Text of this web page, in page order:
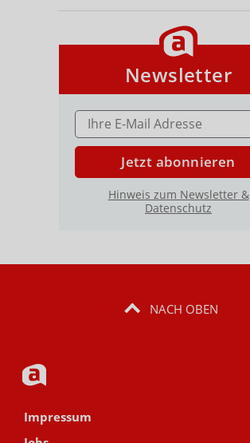
Newsletter
E-MAIL ADRESSE
Jetzt abonnieren
Hinweis zum Newsletter &
Datenschutz
NACH OBEN
Impressum